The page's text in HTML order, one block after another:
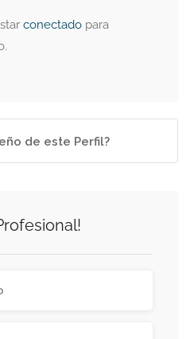
conectado para
de este Perfil?